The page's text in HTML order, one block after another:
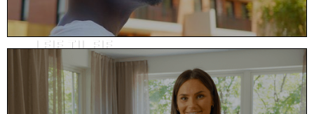
LEIE TIL EIE
Kundehistorie, eiendom